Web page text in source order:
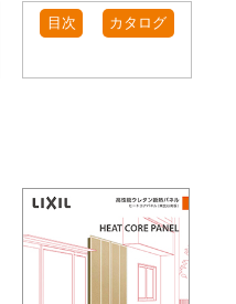
目次 カタログ